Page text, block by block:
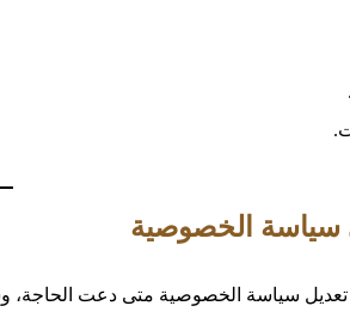
سياسة الخصوصية
سياسة الخصوصية متى دعت الحاجة،